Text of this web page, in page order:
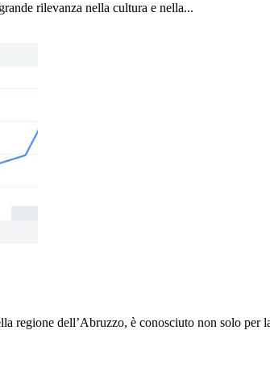
rilevanza nella cultura e nella...
regione dell’Abruzzo, è conosciuto non solo per